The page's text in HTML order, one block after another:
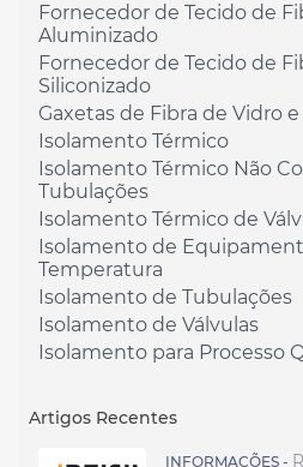
Fornecedor de Tecido de
Aluminizado
Fornecedor de Tecido de
Siliconizado
Gaxetas de Fibra de Vidro
Isolamento Térmico
Isolamento Térmico Não
Tubulações
Isolamento Térmico de
Isolamento de
Temperatura
Isolamento de Tubulações
Isolamento de Válvulas
Isolamento para Processo
Artigos Recentes
INFORMAÇÕES -